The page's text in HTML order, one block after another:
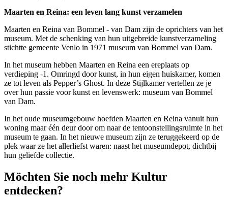
Maarten en Reina: een leven lang kunst verzamelen
Maarten en Reina van Bommel - van Dam zijn de oprichters van het
museum. Met de schenking van hun uitgebreide kunstverzameling
stichtte gemeente Venlo in 1971 museum van Bommel van Dam.
In het museum hebben Maarten en Reina een ereplaats op
verdieping -1. Omringd door kunst, in hun eigen huiskamer, komen
ze tot leven als Pepper’s Ghost. In deze Stijlkamer vertellen ze je
over hun passie voor kunst en levenswerk: museum van Bommel
van Dam.
In het oude museumgebouw hoefden Maarten en Reina vanuit hun
woning maar één deur door om naar de tentoonstellingsruimte in het
museum te gaan. In het nieuwe museum zijn ze teruggekeerd op de
plek waar ze het allerliefst waren: naast het museumdepot, dichtbij
hun geliefde collectie.
Möchten Sie noch mehr Kultur
entdecken?